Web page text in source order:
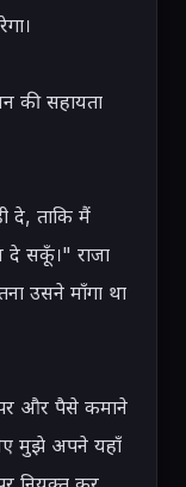
की सहायता
दे, ताकि मैं
दे सकूँ।" राजा
उसने माँगा था
और पैसे कमाने
मुझे अपने यहाँ